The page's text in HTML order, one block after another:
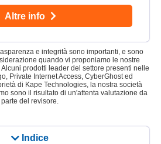
Indice
Altre info
e integrità sono importanti, e sono
quando vi proponiamo le nostre
prodotti leader del settore presenti nelle
Private Internet Access, CyberGhost ed
di Kape Technologies, la nostra società
sono il risultato di un'attenta valutazione da
parte del revisore.